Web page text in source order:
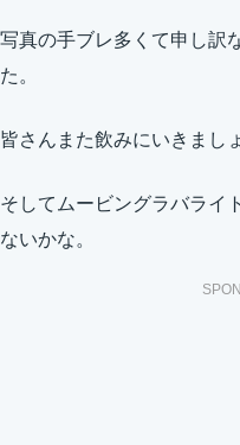
写真の手ブレ多くて申し訳
た。
皆さんまた飲みにいきまし
そしてムービングラバライ
ないかな。